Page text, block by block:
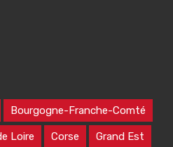
Bourgogne-Franche-Comté
Loire Corse Grand Est